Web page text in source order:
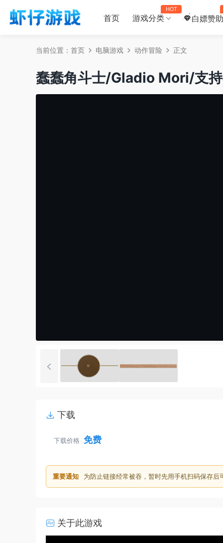
首页 游戏分类
HOT
白嫖赞助
当前位置： 首页 电脑游戏 动作冒险 正文
蠢蠢角斗士/Gladio Mori/支
下载
下载价格 免费
重要通知 为防止链接经常被吞，暂时先用手机扫码保存
关于此游戏
50% 75%